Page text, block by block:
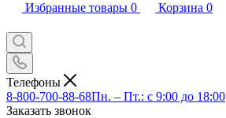
Избранные товары 0 Корзина 0
Телефоны
8-800-700-88-68Пн. – Пт.: с 9:00 до 18:00
Заказать звонок